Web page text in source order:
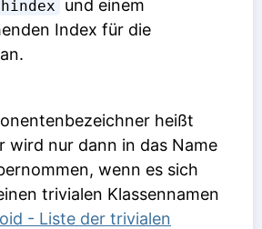
und einem
Index für die
heißt
wird nur dann in das Name
wenn es sich
trivialen Klassennamen
- Liste der trivialen